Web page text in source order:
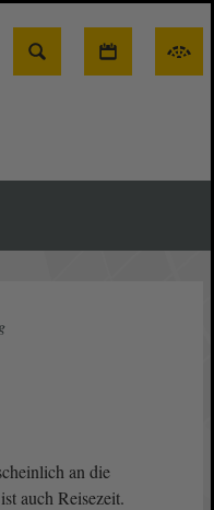
Suche
an die
auch Reisezeit.